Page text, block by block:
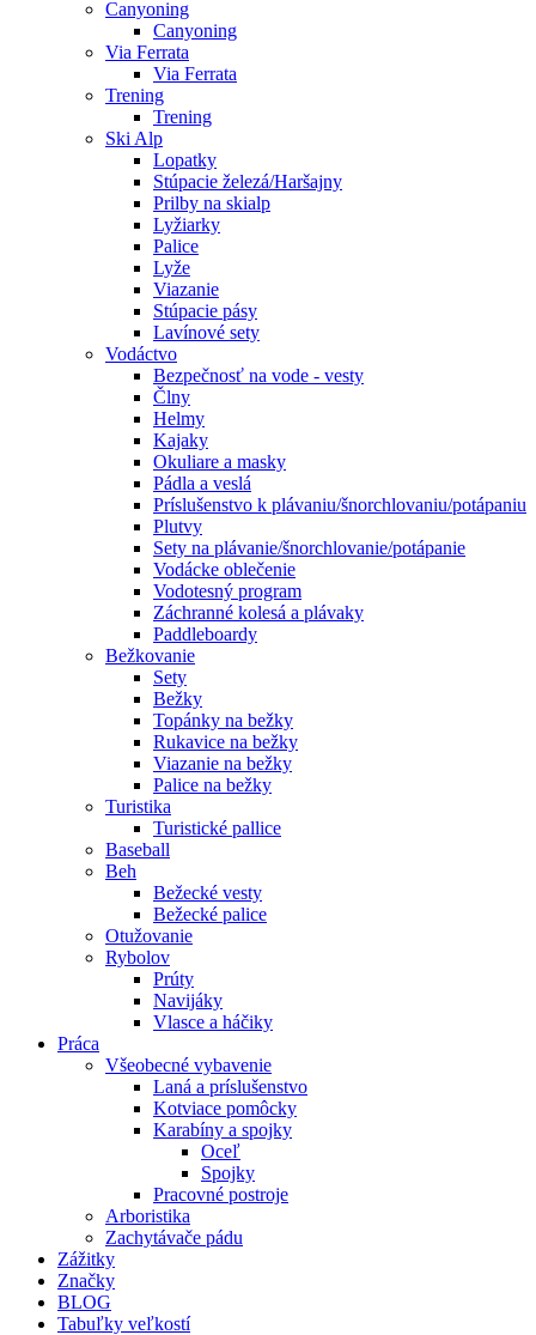
Canyoning
Canyoning
Via Ferrata
Via Ferrata
Trening
Trening
Ski Alp
Lopatky
Stúpacie železá/Haršajny
Prilby na skialp
Lyžiarky
Palice
Lyže
Viazanie
Stúpacie pásy
Lavínové sety
Vodáctvo
Bezpečnosť na vode - vesty
Člny
Helmy
Kajaky
Okuliare a masky
Pádla a veslá
Príslušenstvo k plávaniu/šnorchlovaniu/potápaniu
Plutvy
Sety na plávanie/šnorchlovanie/potápanie
Vodácke oblečenie
Vodotesný program
Záchranné kolesá a plávaky
Paddleboardy
Bežkovanie
Sety
Bežky
Topánky na bežky
Rukavice na bežky
Viazanie na bežky
Palice na bežky
Turistika
Turistické pallice
Baseball
Beh
Bežecké vesty
Bežecké palice
Otužovanie
Rybolov
Prúty
Navijáky
Vlasce a háčiky
Práca
Všeobecné vybavenie
Laná a príslušenstvo
Kotviace pomôcky
Karabíny a spojky
Oceľ
Spojky
Pracovné postroje
Arboristika
Zachytávače pádu
Zážitky
Značky
BLOG
Tabuľky veľkostí